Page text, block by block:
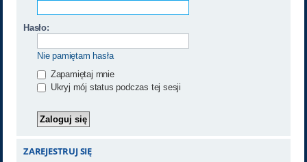
Hasło:
Nie pamiętam hasła
Zapamiętaj mnie
Ukryj mój status podczas tej sesji
ZAREJESTRUJ SIĘ